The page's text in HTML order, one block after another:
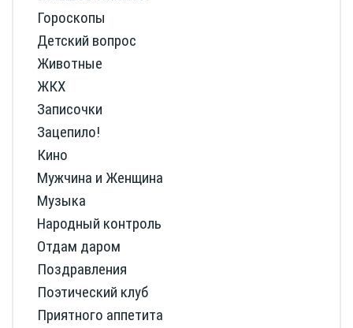
Гороскопы
Детский вопрос
Животные
ЖКХ
Записочки
Зацепило!
Кино
Мужчина и Женщина
Музыка
Народный контроль
Отдам даром
Поздравления
Поэтический клуб
Приятного аппетита